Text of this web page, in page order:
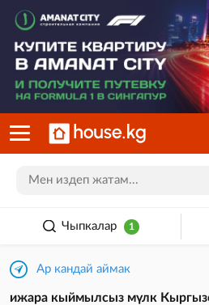
Чыпкалар 1
Ар кандай аймак
ижара кыймылсыз мүлк